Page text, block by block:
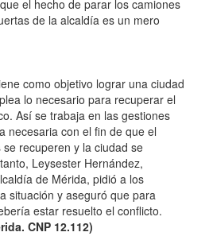
el hecho de parar los camiones
de la alcaldía es un mero
como objetivo lograr una ciudad
lo necesario para recuperar el
Así se trabaja en las gestiones
necesaria con el fin de que el
recuperen y la ciudad se
Leysester Hernández,
de Mérida, pidió a los
situación y aseguró que para
estar resuelto el conflicto.
CNP 12.112)